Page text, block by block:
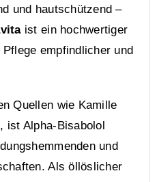
und hautschützend –
ist ein hochwertiger
empfindlicher und
Quellen wie Kamille
ist Alpha-Bisabolol
und
Als öllöslicher